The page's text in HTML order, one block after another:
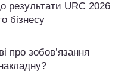
URC 2026
бізнесу
про зобов’язання